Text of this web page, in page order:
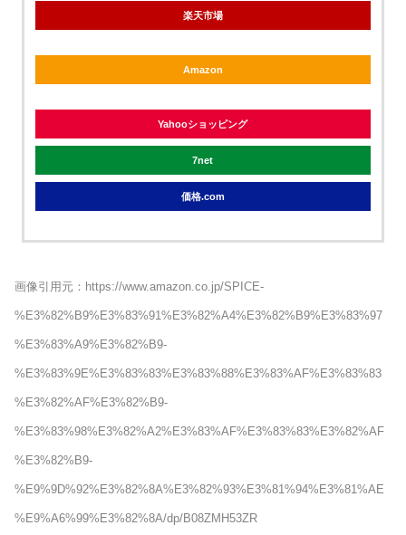
楽天市場
Amazon
Yahooショッピング
7net
価格.com
画像引用元：https://www.amazon.co.jp/SPICE-
%E3%82%B9%E3%83%91%E3%82%A4%E3%82%B9%E3%83%97
%E3%83%A9%E3%82%B9-
%E3%83%9E%E3%83%83%E3%83%88%E3%83%AF%E3%83%83
%E3%82%AF%E3%82%B9-
%E3%83%98%E3%82%A2%E3%83%AF%E3%83%83%E3%82%AF
%E3%82%B9-
%E9%9D%92%E3%82%8A%E3%82%93%E3%81%94%E3%81%AE
%E9%A6%99%E3%82%8A/dp/B08ZMH53ZR